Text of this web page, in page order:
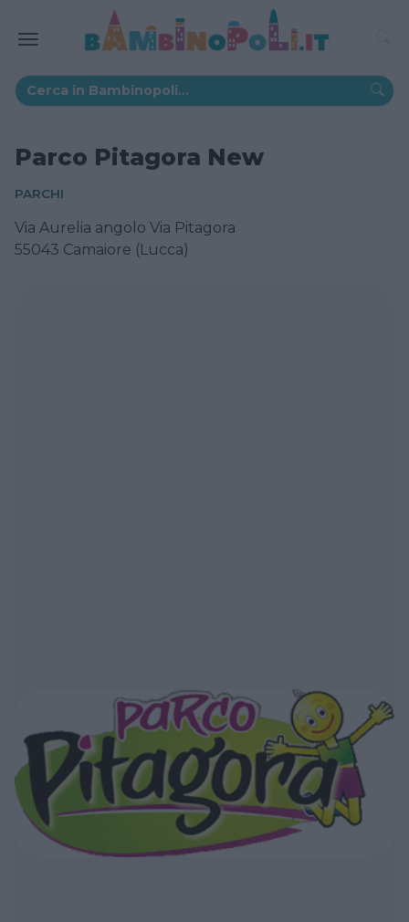
Parco Pitagora New
PARCHI
Via Aurelia angolo Via Pitagora
55043 Camaiore (Lucca)